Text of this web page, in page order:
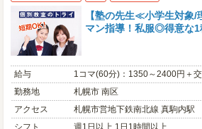
【塾の先生≪小学生対象
マン指導！私服◎得意な
給与
1コマ(60分)：1350～2400円＋
勤務地
札幌市 南区
アクセス
札幌市営地下鉄南北線 真駒内駅
シフト
週1日以上 1日1時間以上